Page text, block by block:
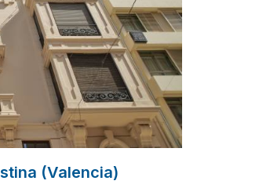
(Valencia)